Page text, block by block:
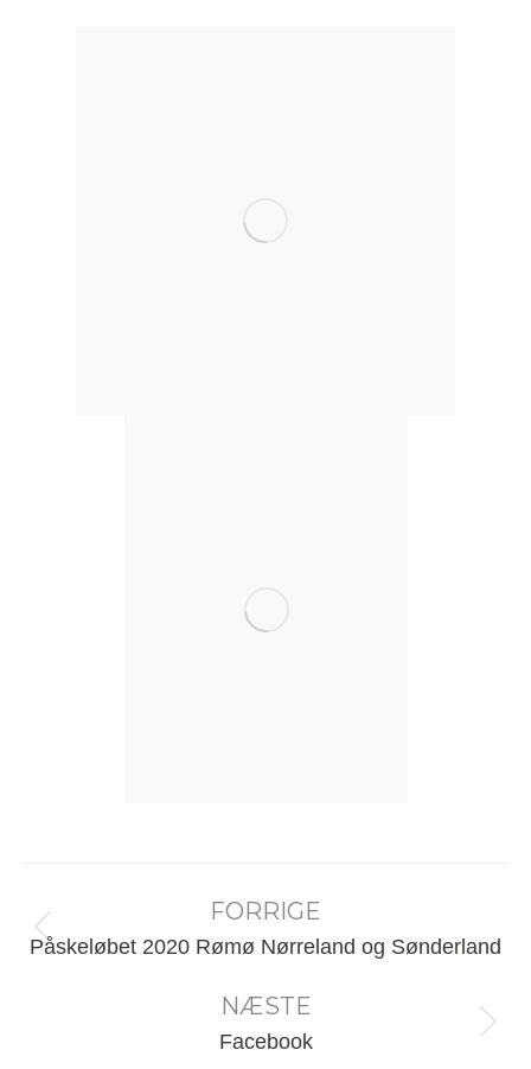
navigation
FORRIGE
Forrige
Påskeløbet 2020 Rømø Nørreland og Sønderland
NÆSTE
Næste
Facebook